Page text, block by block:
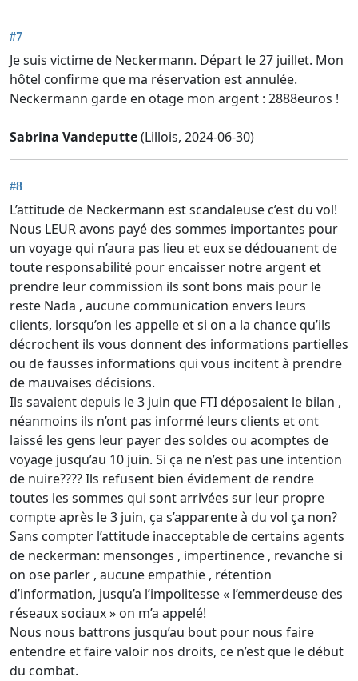
#7
Je suis victime de Neckermann. Départ le 27 juillet. Mon
hôtel confirme que ma réservation est annulée.
Neckermann garde en otage mon argent : 2888euros !
Sabrina Vandeputte(Lillois, 2024-06-30)
#8
L’attitude de Neckermann est scandaleuse c’est du vol!
Nous LEUR avons payé des sommes importantes pour
un voyage qui n’aura pas lieu et eux se dédouanent de
toute responsabilité pour encaisser notre argent et
prendre leur commission ils sont bons mais pour le
reste Nada , aucune communication envers leurs
clients, lorsqu’on les appelle et si on a la chance qu’ils
décrochent ils vous donnent des informations partielles
ou de fausses informations qui vous incitent à prendre
de mauvaises décisions.
Ils savaient depuis le 3 juin que FTI déposaient le bilan ,
néanmoins ils n’ont pas informé leurs clients et ont
laissé les gens leur payer des soldes ou acomptes de
voyage jusqu’au 10 juin. Si ça ne n’est pas une intention
de nuire???? Ils refusent bien évidement de rendre
toutes les sommes qui sont arrivées sur leur propre
compte après le 3 juin, ça s’apparente à du vol ça non?
Sans compter l’attitude inacceptable de certains agents
de neckerman: mensonges , impertinence , revanche si
on ose parler , aucune empathie , rétention
d’information, jusqu’a l’impolitesse « l’emmerdeuse des
réseaux sociaux » on m’a appelé!
Nous nous battrons jusqu’au bout pour nous faire
entendre et faire valoir nos droits, ce n’est que le début
du combat.